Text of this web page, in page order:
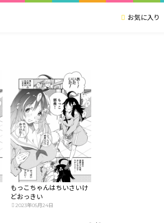
お気に入り
もっこちゃんはちいさいけ
どおっきい
2023年05月24日